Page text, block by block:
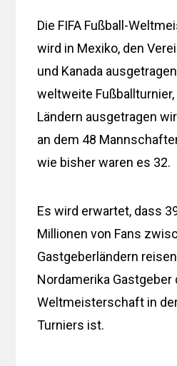
Die FIFA Fußball-
wird in Mexiko, den
und Kanada
weltweite Fußballturnier,
Ländern ausgetragen
an dem 48
wie bisher waren es 32.
Es wird erwartet, dass
Millionen von Fans
Gastgeberländern
Nordamerika Gastgeber
Weltmeisterschaft in
Turniers ist.